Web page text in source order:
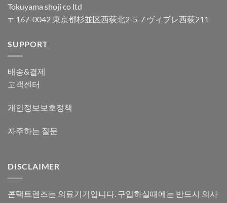
Tokuyama shoji co ltd
〒167-0042 東京都杉並区西荻北2-5-7 ヴィブレ西荻211
SUPPORT
배송&결제
고객센터
개인정보보호정책
자주하는 질문
DISCLAIMER
콘택트렌즈는 의료기기입니다. 구입하실때에는 반드시 의사